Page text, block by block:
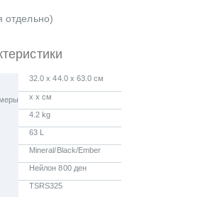
отдельно)
32.0 x 44.0 x 63.0 см
x x см
4.2 kg
63 L
Mineral/Black/Ember
Нейлон 800 ден
TSRS325